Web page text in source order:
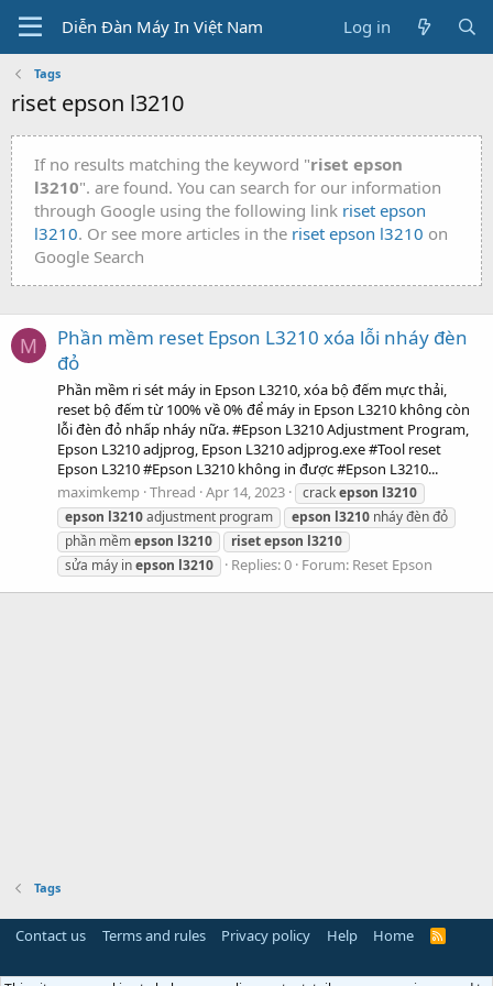
Diễn Đàn Máy In Việt Nam Log in
Tags
riset epson l3210
If no results matching the keyword "riset epson
l3210". are found. You can search for our information
through Google using the following link riset epson
l3210. Or see more articles in the riset epson l3210 on
Google Search
M
Phần mềm reset Epson L3210 xóa lỗi nháy đèn
đỏ
Phần mềm ri sét máy in Epson L3210, xóa bộ đếm mực thải,
reset bộ đếm từ 100% về 0% để máy in Epson L3210 không còn
lỗi đèn đỏ nhấp nháy nữa. #Epson L3210 Adjustment Program,
Epson L3210 adjprog, Epson L3210 adjprog.exe #Tool reset
Epson L3210 #Epson L3210 không in được #Epson L3210...
maximkemp Thread Apr 14, 2023 crackepson l3210
epson l3210adjustment program epson l3210 nháy đèn đỏ
phần mềmepson l3210 risetepson l3210
sửa máy inepson l3210 Replies: 0 Forum: Reset Epson
Tags
Contact us Terms and rules Privacy policy Help Home
R